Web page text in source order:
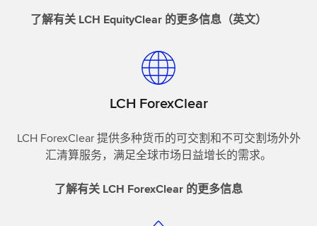
了解有关 LCH EquityClear 的更多信息（英文）
LCH ForexClear
LCH ForexClear 提供多种货币的可交割和不可交割场外外
汇清算服务，满足全球市场日益增长的需求。
了解有关 LCH ForexClear 的更多信息